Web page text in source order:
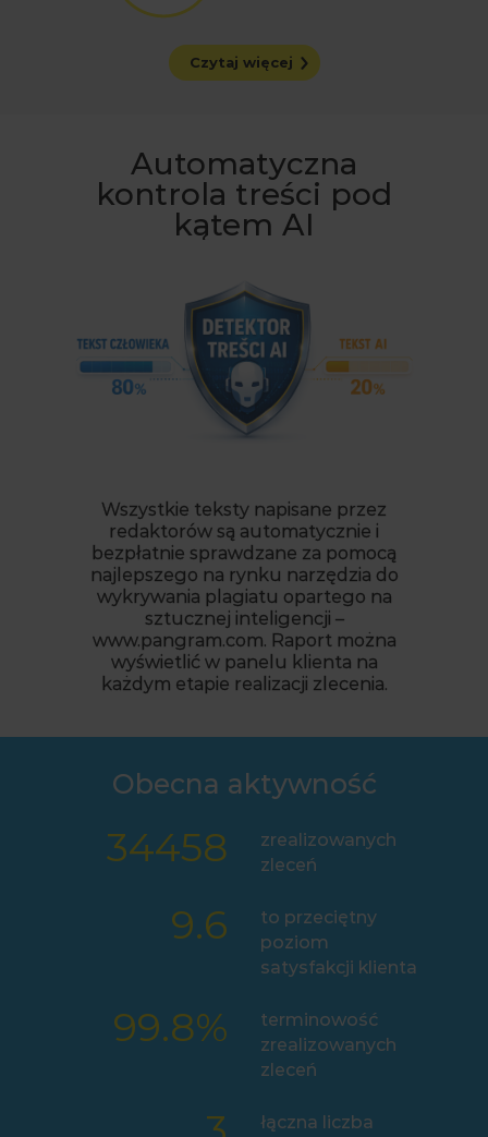
Czytaj więcej
Automatyczna
kontrola treści pod
kątem AI
Wszystkie teksty napisane przez
redaktorów są automatycznie i
bezpłatnie sprawdzane za pomocą
najlepszego na rynku narzędzia do
wykrywania plagiatu opartego na
sztucznej inteligencji –
www.pangram.com. Raport można
wyświetlić w panelu klienta na
każdym etapie realizacji zlecenia.
Obecna aktywność
34458
zrealizowanych
zleceń
9.6
to przeciętny
poziom
satysfakcji klienta
99.8%
terminowość
zrealizowanych
zleceń
łączna liczba